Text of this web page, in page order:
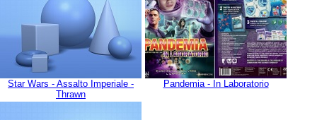
Star Wars - Assalto Imperiale -
Thrawn
Pandemia - In Laboratorio